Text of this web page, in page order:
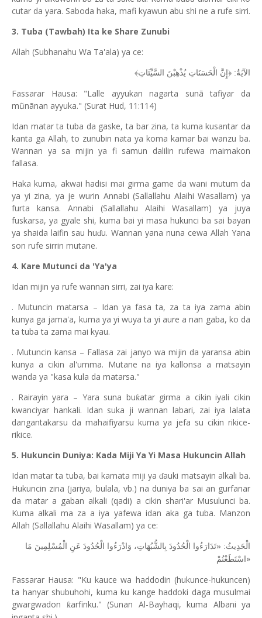
cutar da yara. Saboda haka, mafi kyawun abu shi ne a rufe sirri.
3. Tuba (Tawbah) Ita ke Share Zunubi
Allah (Subhanahu Wa Ta'ala) ya ce:
الآيَةُ: ﴿إِنَّ الْحَسَنَاتِ يُذْهِبْنَ السَّيِّئَاتِ﴾
Fassarar Hausa: "Lalle ayyukan nagarta sunã tafiyar da
mũnãnan ayyuka." (Surat Hud, 11:114)
Idan matar ta tuba da gaske, ta bar zina, ta kuma kusantar da
kanta ga Allah, to zunubin nata ya koma kamar bai wanzu ba.
Wannan ya sa mijin ya fi samun dalilin rufewa maimakon
fallasa.
Haka kuma, akwai hadisi mai girma game da wani mutum da
ya yi zina, ya je wurin Annabi (Sallallahu Alaihi Wasallam) ya
furta kansa. Annabi (Sallallahu Alaihi Wasallam) ya juya
fuskarsa, ya gyale shi, kuma bai yi masa hukunci ba sai bayan
ya shaida laifin sau huɗu. Wannan yana nuna cewa Allah Yana
son rufe sirrin mutane.
4. Kare Mutunci da 'Ya'ya
Idan mijin ya rufe wannan sirri, zai iya kare:
. Mutuncin matarsa – Idan ya fasa ta, za ta iya zama abin
kunya ga jama'a, kuma ya yi wuya ta yi aure a nan gaba, ko da
ta tuba ta zama mai kyau.
. Mutuncin kansa – Fallasa zai janyo wa mijin da yaransa abin
kunya a cikin al'umma. Mutane na iya kallonsa a matsayin
wanda ya "kasa kula da matarsa."
. Rairayin yara – Yara suna buƙatar girma a cikin iyali cikin
kwanciyar hankali. Idan suka ji wannan labari, zai iya lalata
dangantakarsu da mahaifiyarsu kuma ya jefa su cikin rikice-
rikice.
5. Hukuncin Duniya: Kada Miji Ya Yi Masa Hukuncin Allah
Idan matar ta tuba, bai kamata miji yaɗauki matsayin alkali ba.
Hukuncin zina (jariya, bulala, vb.) na duniya ba sai an gurfanar
da matar a gaban alkali (qadi) a cikin shari'ar Musulunci ba.
Kuma alkali ma za a iya yafewa idan aka ga tuba. Manzon
Allah (Sallallahu Alaihi Wasallam) ya ce:
الْحَدِيثُ: «تَدَارَءُوا الْحُدُودَ بِالشُّبُهَاتِ، وَادْرَءُوا الْحُدُودَ عَنِ الْمُسْلِمِينَ مَا
اسْتَطَعْتُمْ»
Fassarar Hausa: "Ku kauce wa haddodin (hukunce-hukuncen)
ta hanyar shubuhohi, kuma ku kange haddoki daga musulmai
gwargwadon ƙarfinku." (Sunan Al-Bayhaqi, kuma Albani ya